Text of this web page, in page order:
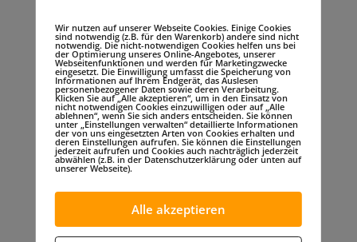
Bereitwillig machten alle mit und setzten
ihr hübschestes Lächeln ein, um das
Gesamtprojekt zu unterstützten.
Traditionell folgte nach dem
schmackhaften Essen der Losverkauf an
den Tischen. Wieder einmal ließ sich
unsere liebe Schirmherrin, Frau
nehmen, persönlich von Tisch zu Tisch zu
gehen, um die Lose an den „Mann“ oder
Wir nutzen auf unserer Webseite Cookies. Einige Cookies
sind notwendig (z.B. für den Warenkorb) andere sind nicht
notwendig. Die nicht-notwendigen Cookies helfen uns bei
der Optimierung unseres Online-Angebotes, unserer
Webseitenfunktionen und werden für Marketingzwecke
eingesetzt. Die Einwilligung umfasst die Speicherung von
Informationen auf Ihrem Endgerät, das Auslesen
personenbezogener Daten sowie deren Verarbeitung.
Klicken Sie auf „Alle akzeptieren“, um in den Einsatz von
nicht notwendigen Cookies einzuwilligen oder auf „Alle
ablehnen“, wenn Sie sich anders entscheiden. Sie können
unter „Einstellungen verwalten“ detaillierte Informationen
der von uns eingesetzten Arten von Cookies erhalten und
deren Einstellungen aufrufen. Sie können die Einstellungen
jederzeit aufrufen und Cookies auch nachträglich jederzeit
abwählen (z.B. in der Datenschutzerklärung oder unten auf
unserer Webseite).
Alle akzeptieren